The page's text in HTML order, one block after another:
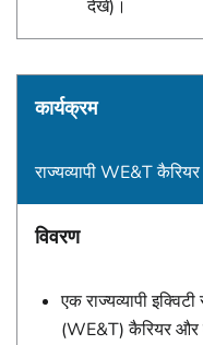
देखें)।
कार्यक्रम
राज्यव्यापी WE&T
विवरण
एक राज्यव्यापी
(WE&T) कैरियर और